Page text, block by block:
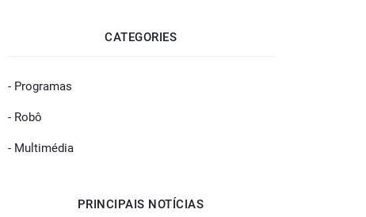
CATEGORIES
- Programas
- Robô
- Multimédia
PRINCIPAIS NOTÍCIAS